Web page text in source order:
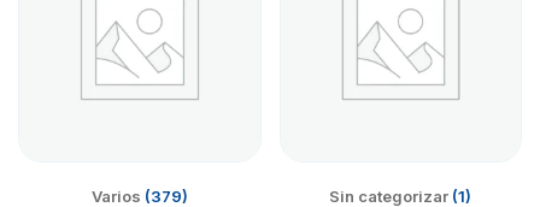
Varios (379) Sin categorizar (1)